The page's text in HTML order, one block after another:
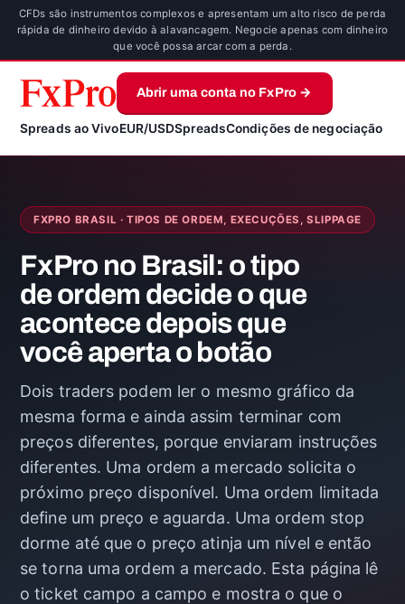
CFDs são instrumentos complexos e apresentam um alto risco de perda
rápida de dinheiro devido à alavancagem. Negocie apenas com dinheiro
que você possa arcar com a perda.
Spreads ao VivoEUR/USDSpreadsCondições de negociação
Abrir uma conta no FxPro →
FXPRO BRASIL · TIPOS DE ORDEM, EXECUÇÕES, SLIPPAGE
FxPro no Brasil: o tipo
de ordem decide o que
acontece depois que
você aperta o botão
Dois traders podem ler o mesmo gráfico da
mesma forma e ainda assim terminar com
preços diferentes, porque enviaram instruções
diferentes. Uma ordem a mercado solicita o
próximo preço disponível. Uma ordem limitada
define um preço e aguarda. Uma ordem stop
dorme até que o preço atinja um nível e então
se torna uma ordem a mercado. Esta página lê
o ticket campo a campo e mostra o que o